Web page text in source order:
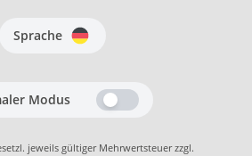
Sprache
Modus
jeweils gültiger Mehrwertsteuer zzgl.